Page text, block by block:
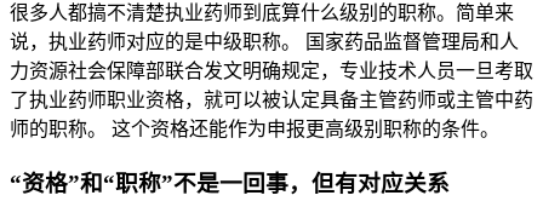
很多人都搞不清楚执业药师到底算什么级别的职称。简单来
说，执业药师对应的是中级职称。 国家药品监督管理局和人
力资源社会保障部联合发文明确规定，专业技术人员一旦考取
了执业药师职业资格，就可以被认定具备主管药师或主管中药
师的职称。 这个资格还能作为申报更高级别职称的条件。
“资格”和“职称”不是一回事，但有对应关系